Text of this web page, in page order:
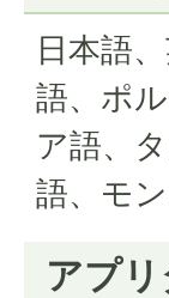
日本語
語、ポ
ア語、
語、モ
アプ